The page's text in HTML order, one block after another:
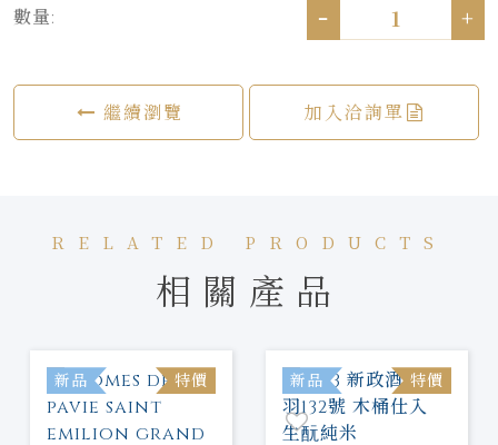
數量: - +
繼續瀏覽 加入洽詢單
RELATED PRODUCTS
相關產品
新品 特價 新品 特價